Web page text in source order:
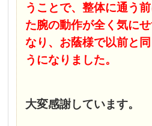
うことで、整体に通う
た腕の動作が全く気に
なり、お蔭様で以前と
うになりました。
大変感謝しています。